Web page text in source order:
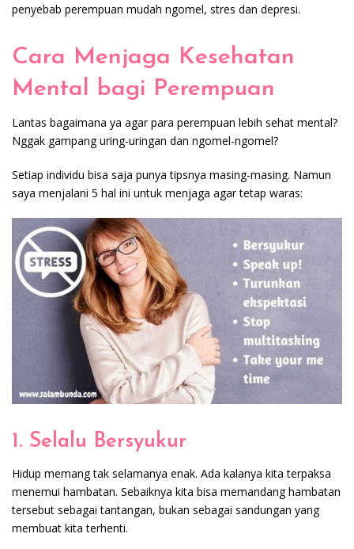
penyebab perempuan mudah ngomel, stres dan depresi.
Cara Menjaga Kesehatan
Mental bagi Perempuan
Lantas bagaimana ya agar para perempuan lebih sehat mental?
Nggak gampang uring-uringan dan ngomel-ngomel?
Setiap individu bisa saja punya tipsnya masing-masing. Namun
saya menjalani 5 hal ini untuk menjaga agar tetap waras:
1. Selalu Bersyukur
Hidup memang tak selamanya enak. Ada kalanya kita terpaksa
menemui hambatan. Sebaiknya kita bisa memandang hambatan
tersebut sebagai tantangan, bukan sebagai sandungan yang
membuat kita terhenti.